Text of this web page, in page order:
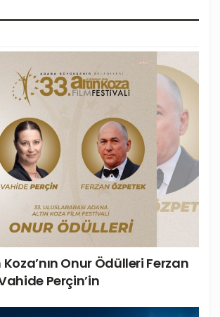
Onur Ödülleri Ferzan
Perçin’in